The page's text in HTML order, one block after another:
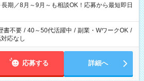
ツ販売/ホテルフロント/化粧品販売/など 様々な
活躍されています♪
長期／8月～9月～も相談OK！応募から最短即日
書不要 / 40～50代活躍中 / 副業・WワークOK /
応なし
応募する 詳細へ